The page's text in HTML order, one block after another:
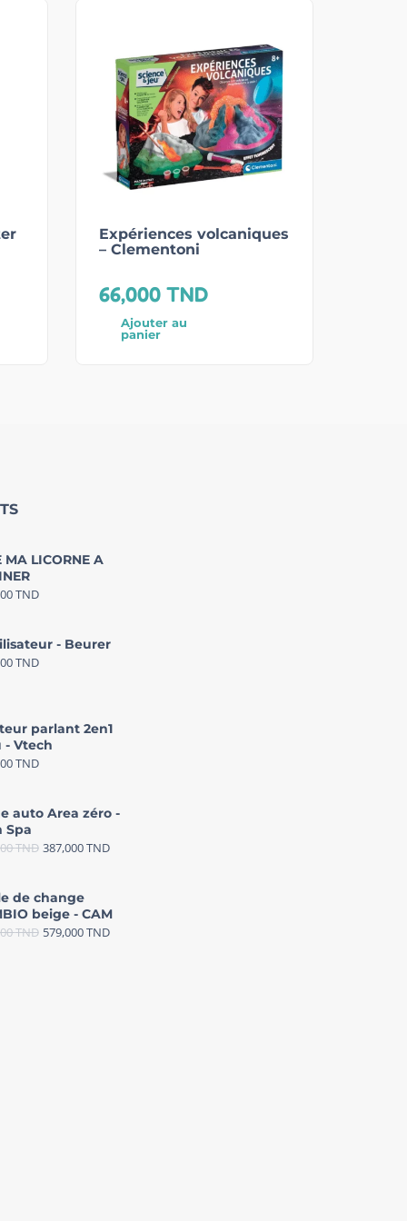
Expériences volcaniques
– Clementoni
66,000 TND
Ajouter au
panier
MA LICORNE A
TND
- Beurer
TND
parlant 2en1
- Vtech
TND
auto Area zéro -
Spa
TND 387,000TND
de change
beige - CAM
TND 579,000TND